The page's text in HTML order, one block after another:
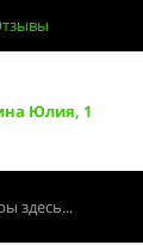
Юлия, 1